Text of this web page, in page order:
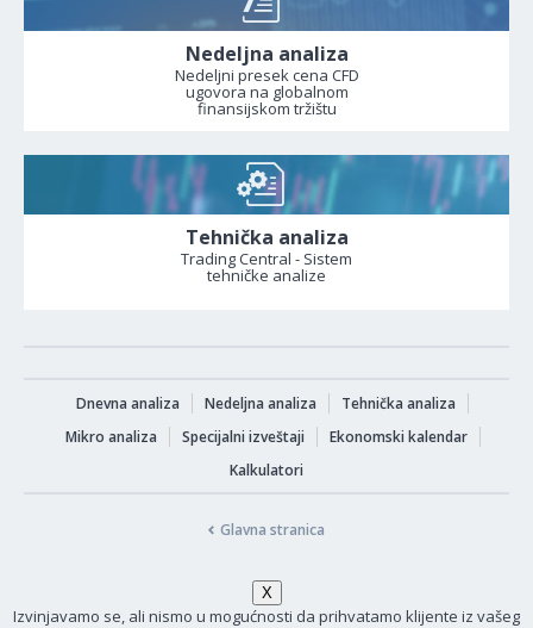
Nedeljna analiza
Nedeljni presek cena CFD
ugovora na globalnom
finansijskom tržištu
Tehnička analiza
Trading Central - Sistem
tehničke analize
Dnevna analiza Nedeljna analiza
Tehnička analiza
Mikro analiza
Specijalni izveštaji
Ekonomski kalendar
Kalkulatori
Glavna stranica
Izvinjavamo se, ali nismo u mogućnosti da prihvatamo klijente iz vašeg